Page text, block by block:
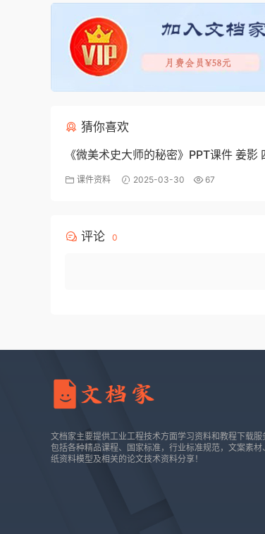
猜你喜欢
《微美术史大师的秘密》PPT课件 姜影
课件资料 2025-03-30 67
评论 0
文档家主要提供工业工程技术方面学习资料和教程下载服
包括各种精品课程、国家标准，行业标准规范，文案素材
纸资料模型及相关的论文技术资料分享！